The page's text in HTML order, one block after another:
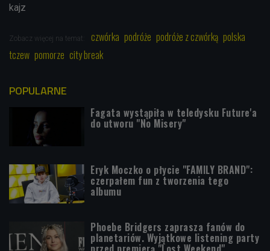
kajz
Zobacz więcej na temat: czwórka podróże podróże z czwórką polska
tczew pomorze city break
POPULARNE
Fagata wystąpiła w teledysku Future'a
do utworu "No Misery"
Eryk Moczko o płycie "FAMILY BRAND":
czerpałem fun z tworzenia tego
albumu
Phoebe Bridgers zaprasza fanów do
planetariów. Wyjątkowe listening party